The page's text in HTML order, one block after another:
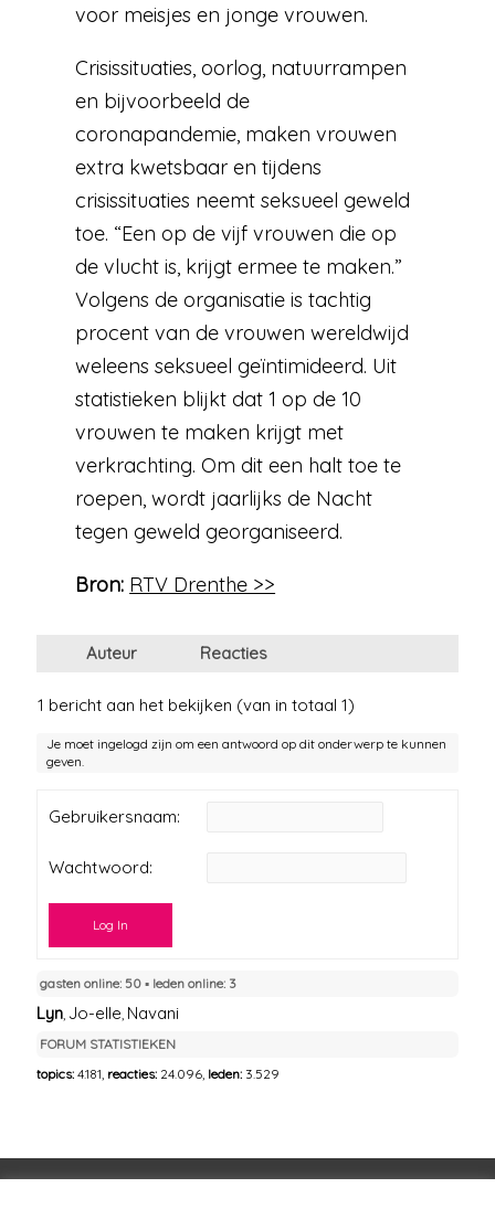
voor meisjes en jonge vrouwen.
Crisissituaties, oorlog, natuurrampen
en bijvoorbeeld de
coronapandemie, maken vrouwen
extra kwetsbaar en tijdens
crisissituaties neemt seksueel geweld
toe. “Een op de vijf vrouwen die op
de vlucht is, krijgt ermee te maken.”
Volgens de organisatie is tachtig
procent van de vrouwen wereldwijd
weleens seksueel geïntimideerd. Uit
statistieken blijkt dat 1 op de 10
vrouwen te maken krijgt met
verkrachting. Om dit een halt toe te
roepen, wordt jaarlijks de Nacht
tegen geweld georganiseerd.
Bron: RTV Drenthe >>
Auteur Reacties
1 bericht aan het bekijken (van in totaal 1)
Je moet ingelogd zijn om een antwoord op dit onderwerp te kunnen
geven.
Gebruikersnaam:
Wachtwoord:
Log In
gasten online: 50 ▪︎ leden online: 3
Lyn Jo-elle Navani
FORUM STATISTIEKEN
topics:4.181, reacties: 24.096, leden: 3.529